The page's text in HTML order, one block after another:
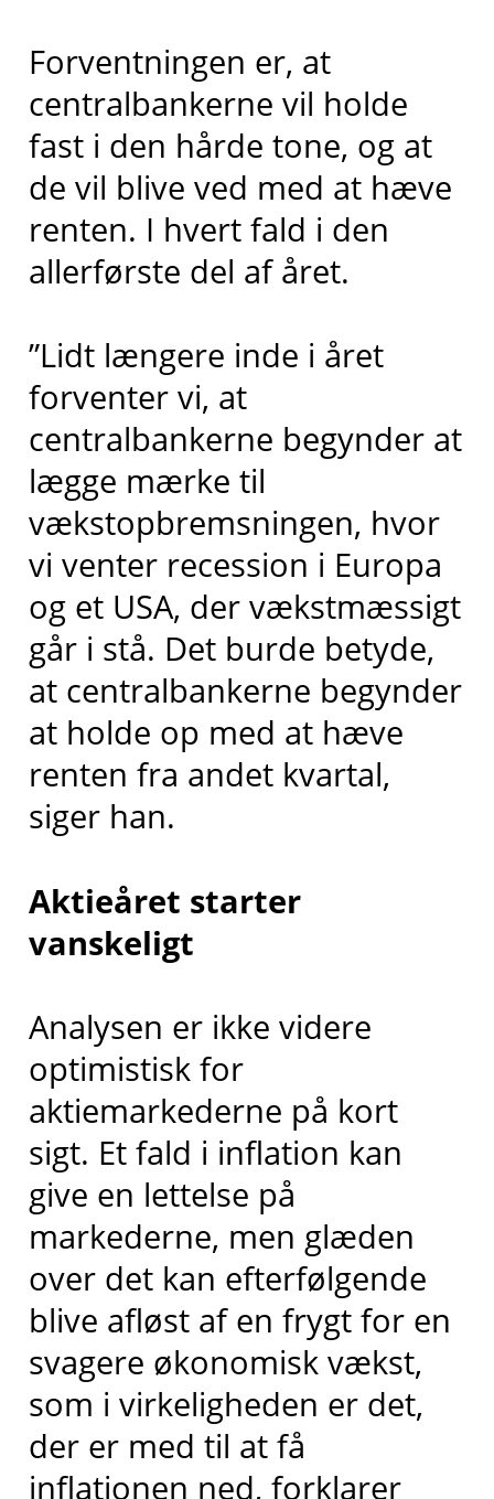
Forventningen er, at
centralbankerne vil holde
fast i den hårde tone, og at
de vil blive ved med at hæve
renten. I hvert fald i den
allerførste del af året.
”Lidt længere inde i året
forventer vi, at
centralbankerne begynder at
lægge mærke til
vækstopbremsningen, hvor
vi venter recession i Europa
og et USA, der vækstmæssigt
går i stå. Det burde betyde,
at centralbankerne begynder
at holde op med at hæve
renten fra andet kvartal,
siger han.
Aktieåret starter
vanskeligt
Analysen er ikke videre
optimistisk for
aktiemarkederne på kort
sigt. Et fald i inflation kan
give en lettelse på
markederne, men glæden
over det kan efterfølgende
blive afløst af en frygt for en
svagere økonomisk vækst,
som i virkeligheden er det,
der er med til at få
inflationen ned, forklarer